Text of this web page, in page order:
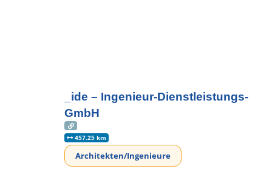
_ide – Ingenieur-Dienstleistungs-
GmbH
457.25 km
Architekten/Ingenieure